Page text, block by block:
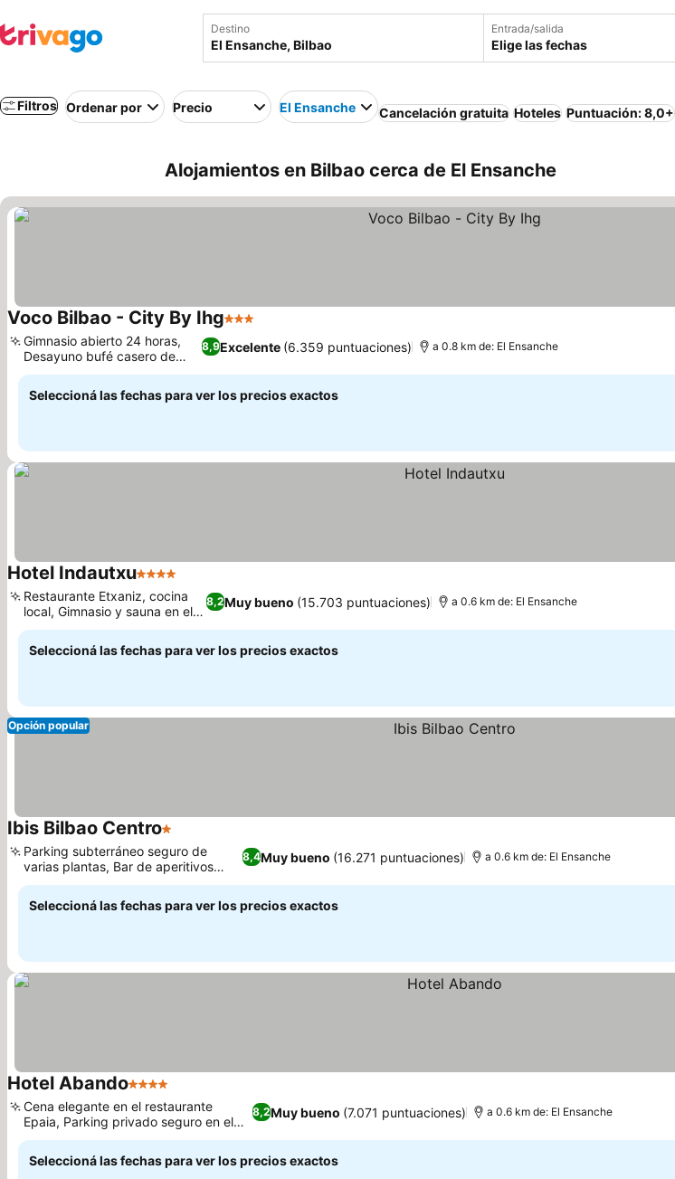
Destino Entrada/salida
Elige las fechas
Filtros Ordenar por Precio El Ensanche Cancelación gratuita Hoteles Puntuación: 8,0+
Alojamientos en Bilbao cerca de El Ensanche
Voco Bilbao - City By Ihg3 Estrellas
8,9Excelente (6.359 puntuaciones)
Gimnasio abierto 24 horas,
Desayuno bufé casero de
autor
a 0.8 km de: El Ensanche
Seleccioná las fechas para ver los precios exactos
Hotel Indautxu4 Estrellas
8,2Muy bueno (15.703 puntuaciones)
Restaurante Etxaniz, cocina
local, Gimnasio y sauna en el
hotel
a 0.6 km de: El Ensanche
Seleccioná las fechas para ver los precios exactos
Opción popular
Ibis Bilbao Centro1 Estrellas
8,4Muy bueno (16.271 puntuaciones)
Parking subterráneo seguro de
varias plantas, Bar de aperitivos
abierto 24 horas
a 0.6 km de: El Ensanche
Seleccioná las fechas para ver los precios exactos
Hotel Abando4 Estrellas
8,2Muy bueno (7.071 puntuaciones)
Cena elegante en el restaurante
Epaia, Parking privado seguro en el
establecimiento
a 0.6 km de: El Ensanche
Seleccioná las fechas para ver los precios exactos